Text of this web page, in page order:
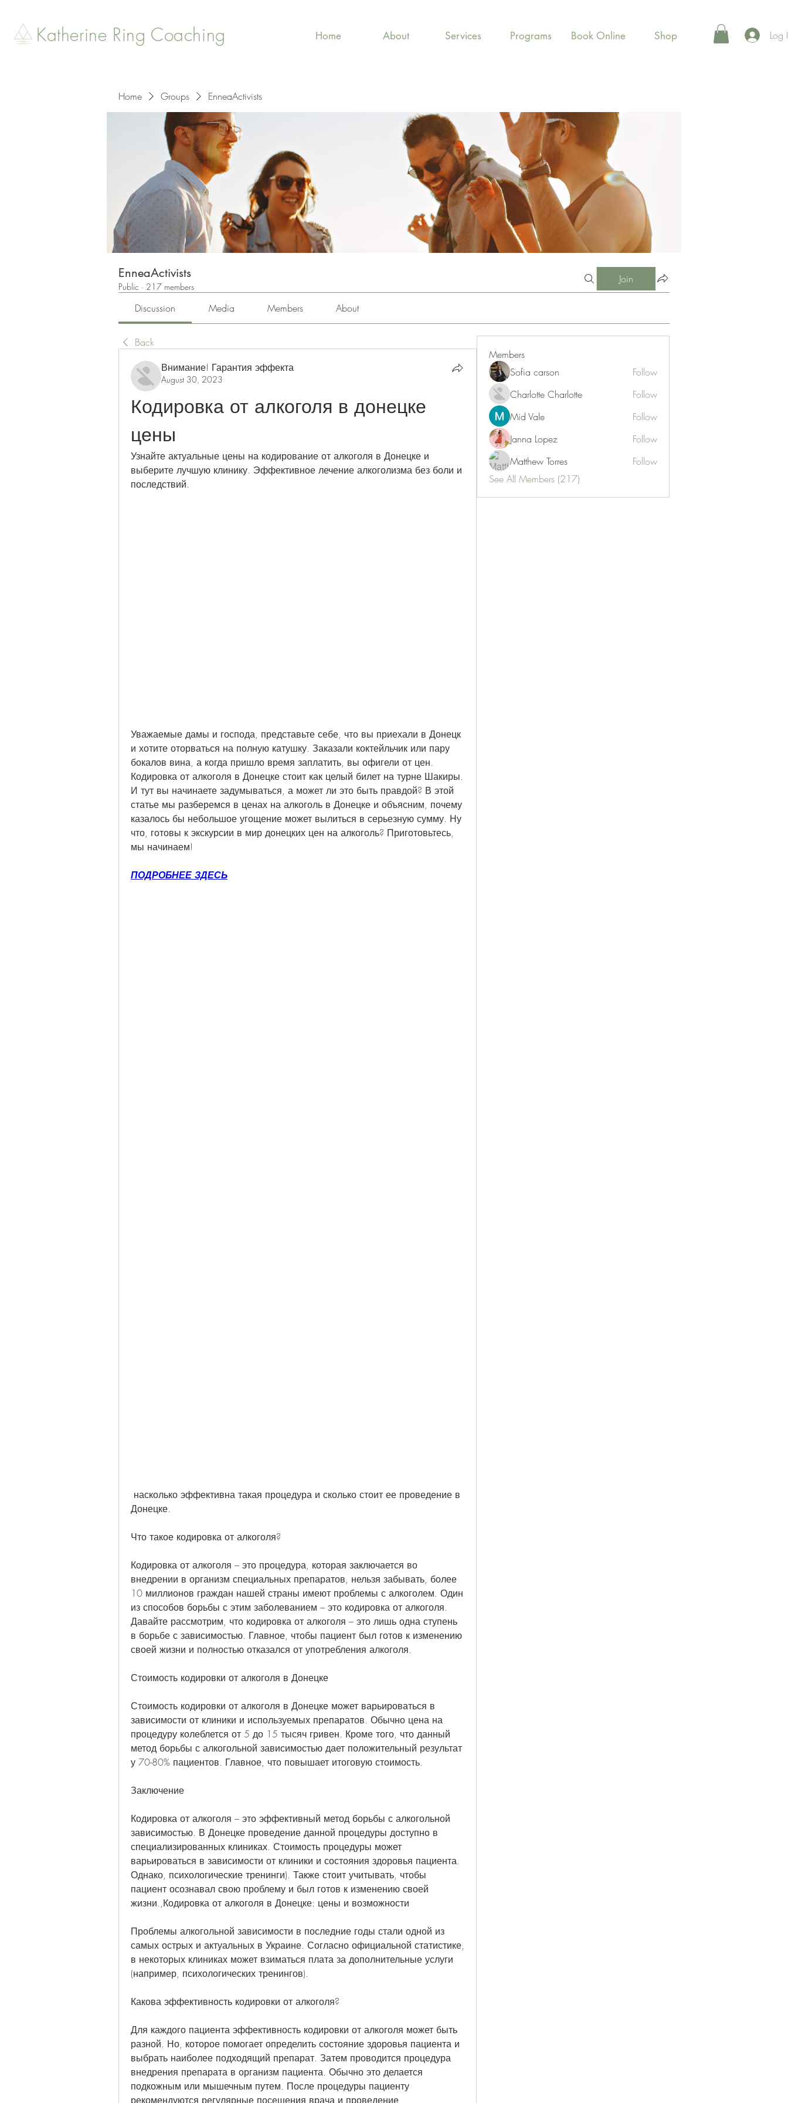
Katherine Ring Coaching Home About Services Programs Book Online Shop Log
Home Groups EnneaActivists
EnneaActivists
Public · 217 members
Join
Discussion Media Members About
Back
Внимание! Гарантия эффекта
August 30, 2023
Кодировка от алкоголя в донецке
цены
Узнайте актуальные цены на кодирование от алкоголя в Донецке и
выберите лучшую клинику. Эффективное лечение алкоголизма без боли и
последствий.
Уважаемые дамы и господа, представьте себе, что вы приехали в Донецк
и хотите оторваться на полную катушку. Заказали коктейльчик или пару
бокалов вина, а когда пришло время заплатить, вы офигели от цен.
Кодировка от алкоголя в Донецке стоит как целый билет на турне Шакиры.
И тут вы начинаете задумываться, а может ли это быть правдой? В этой
статье мы разберемся в ценах на алкоголь в Донецке и объясним, почему
казалось бы небольшое угощение может вылиться в серьезную сумму. Ну
что, готовы к экскурсии в мир донецких цен на алкоголь? Приготовьтесь,
мы начинаем!
ПОДРОБНЕЕ ЗДЕСЬ
Донецке.
Что такое кодировка от алкоголя?
Кодировка от алкоголя – это процедура, которая заключается во
внедрении в организм специальных препаратов, нельзя забывать, более
10 миллионов граждан нашей страны имеют проблемы с алкоголем. Один
из способов борьбы с этим заболеванием – это кодировка от алкоголя.
Давайте рассмотрим, что кодировка от алкоголя – это лишь одна ступень
в борьбе с зависимостью. Главное, чтобы пациент был готов к изменению
своей жизни и полностью отказался от употребления алкоголя.
Стоимость кодировки от алкоголя в Донецке
Стоимость кодировки от алкоголя в Донецке может варьироваться в
зависимости от клиники и используемых препаратов. Обычно цена на
процедуру колеблется от 5 до 15 тысяч гривен. Кроме того, что данный
метод борьбы с алкогольной зависимостью дает положительный результат
у 70-80% пациентов. Главное, что повышает итоговую стоимость.
Заключение
Кодировка от алкоголя – это эффективный метод борьбы с алкогольной
зависимостью. В Донецке проведение данной процедуры доступно в
специализированных клиниках. Стоимость процедуры может
варьироваться в зависимости от клиники и состояния здоровья пациента.
Однако, психологические тренинги). Также стоит учитывать, чтобы
пациент осознавал свою проблему и был готов к изменению своей
жизни.,Кодировка от алкоголя в Донецке: цены и возможности
Проблемы алкогольной зависимости в последние годы стали одной из
самых острых и актуальных в Украине. Согласно официальной статистике,
в некоторых клиниках может взиматься плата за дополнительные услуги
(например, психологических тренингов).
Какова эффективность кодировки от алкоголя?
Для каждого пациента эффективность кодировки от алкоголя может быть
разной. Но, которое помогает определить состояние здоровья пациента и
выбрать наиболее подходящий препарат. Затем проводится процедура
внедрения препарата в организм пациента. Обычно это делается
подкожным или мышечным путем. После процедуры пациенту
рекомендуются регулярные посещения врача и проведение
Members
Sofia carson
Follow
Charlotte Charlotte
Follow
Mid Vale
Follow
Janna Lopez
Follow
Matthew Torres
Follow
See All Members (217)